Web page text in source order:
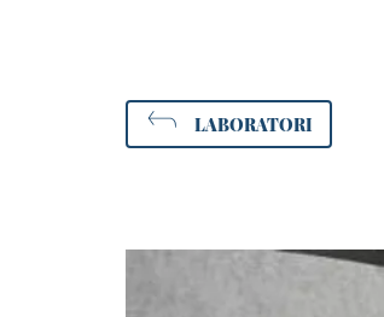
LABORATORI